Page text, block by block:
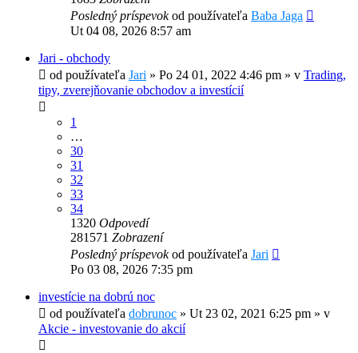
Posledný príspevokod používateľa Baba Jaga
Ut 04 08, 2026 8:57 am
Jari - obchody
od používateľa Jari » Po 24 01, 2022 4:46 pm » v Trading,
tipy, zverejňovanie obchodov a investícií
1
…
30
31
32
33
34
1320 Odpovedí
281571 Zobrazení
Posledný príspevokod používateľa Jari
Po 03 08, 2026 7:35 pm
investície na dobrú noc
od používateľa dobrunoc » Ut 23 02, 2021 6:25 pm » v
Akcie - investovanie do akcií